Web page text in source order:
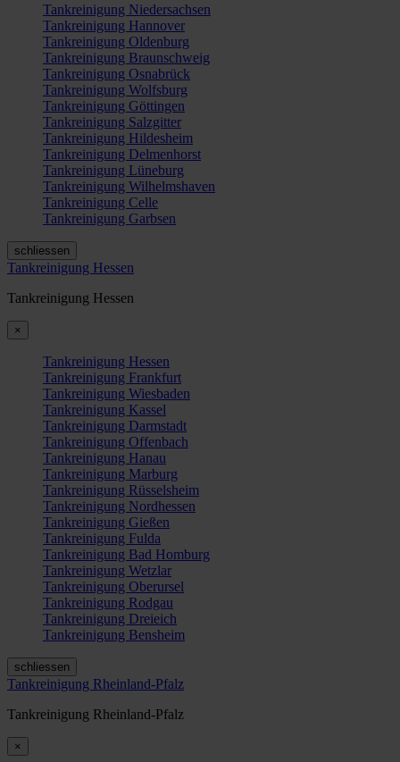
Tankreinigung Niedersachsen
Tankreinigung Hannover
Tankreinigung Oldenburg
Tankreinigung Braunschweig
Tankreinigung Osnabrück
Tankreinigung Wolfsburg
Tankreinigung Göttingen
Tankreinigung Salzgitter
Tankreinigung Hildesheim
Tankreinigung Delmenhorst
Tankreinigung Lüneburg
Tankreinigung Wilhelmshaven
Tankreinigung Celle
Tankreinigung Garbsen
schliessen
Tankreinigung Hessen
Tankreinigung Hessen
×
Tankreinigung Hessen
Tankreinigung Frankfurt
Tankreinigung Wiesbaden
Tankreinigung Kassel
Tankreinigung Darmstadt
Tankreinigung Offenbach
Tankreinigung Hanau
Tankreinigung Marburg
Tankreinigung Rüsselsheim
Tankreinigung Nordhessen
Tankreinigung Gießen
Tankreinigung Fulda
Tankreinigung Bad Homburg
Tankreinigung Wetzlar
Tankreinigung Oberursel
Tankreinigung Rodgau
Tankreinigung Dreieich
Tankreinigung Bensheim
schliessen
Tankreinigung Rheinland-Pfalz
Tankreinigung Rheinland-Pfalz
×